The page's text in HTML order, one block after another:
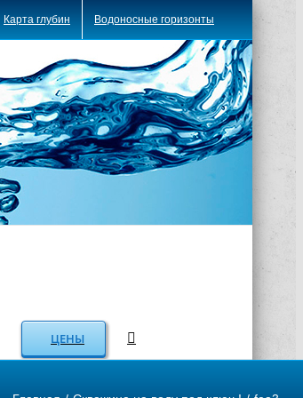
Карта глубин Водоносные горизонты
ЦЕНЫ